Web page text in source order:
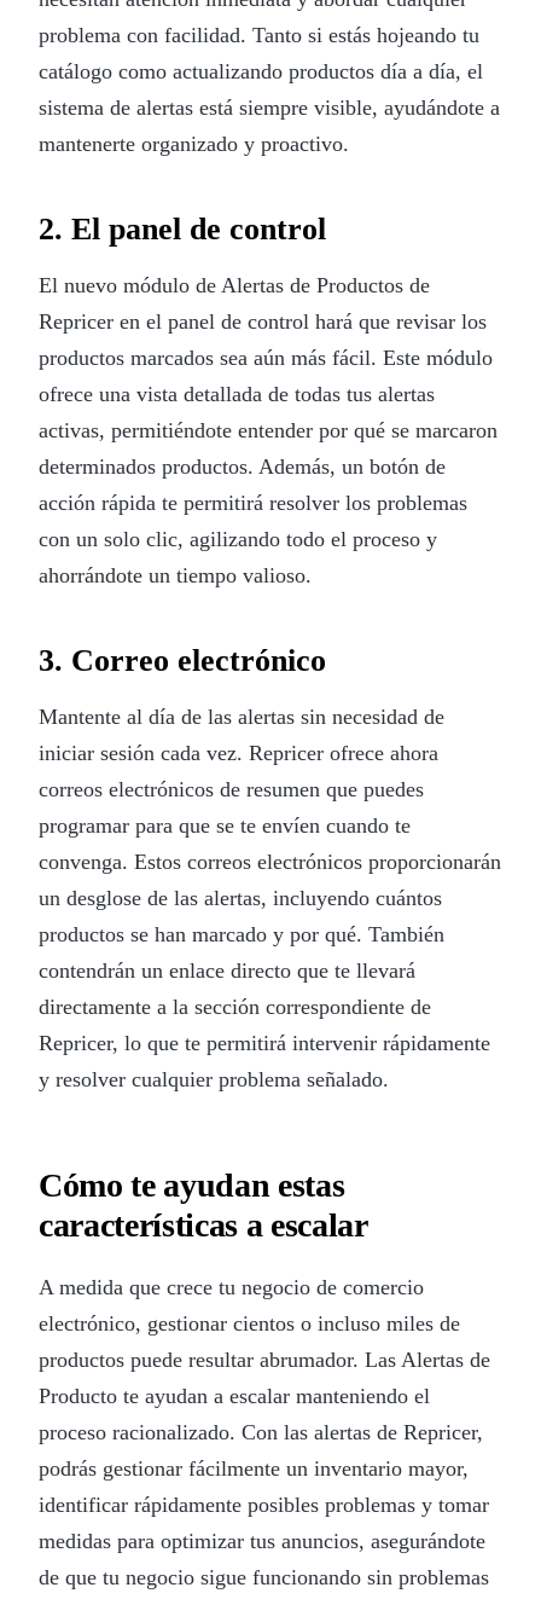
problema con facilidad. Tanto si estás hojeando tu
catálogo como actualizando productos día a día, el
sistema de alertas está siempre visible, ayudándote a
mantenerte organizado y proactivo.
2. El panel de control
El nuevo módulo de Alertas de Productos de
Repricer en el panel de control hará que revisar los
productos marcados sea aún más fácil. Este módulo
ofrece una vista detallada de todas tus alertas
activas, permitiéndote entender por qué se marcaron
determinados productos. Además, un botón de
acción rápida te permitirá resolver los problemas
con un solo clic, agilizando todo el proceso y
ahorrándote un tiempo valioso.
3. Correo electrónico
Mantente al día de las alertas sin necesidad de
iniciar sesión cada vez. Repricer ofrece ahora
correos electrónicos de resumen que puedes
programar para que se te envíen cuando te
convenga. Estos correos electrónicos proporcionarán
un desglose de las alertas, incluyendo cuántos
productos se han marcado y por qué. También
contendrán un enlace directo que te llevará
directamente a la sección correspondiente de
Repricer, lo que te permitirá intervenir rápidamente
y resolver cualquier problema señalado.
Cómo te ayudan estas
características a escalar
A medida que crece tu negocio de comercio
electrónico, gestionar cientos o incluso miles de
productos puede resultar abrumador. Las Alertas de
Producto te ayudan a escalar manteniendo el
proceso racionalizado. Con las alertas de Repricer,
podrás gestionar fácilmente un inventario mayor,
identificar rápidamente posibles problemas y tomar
medidas para optimizar tus anuncios, asegurándote
de que tu negocio sigue funcionando sin problemas